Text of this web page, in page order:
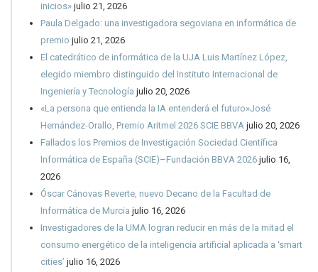
inicios» julio 21, 2026
Paula Delgado: una investigadora segoviana en informática de
premio julio 21, 2026
El catedrático de informática de la UJA Luis Martínez López,
elegido miembro distinguido del Instituto Internacional de
Ingeniería y Tecnología julio 20, 2026
«La persona que entienda la IA entenderá el futuro»José
Hernández-Orallo, Premio Aritmel 2026 SCIE BBVA julio 20, 2026
Fallados los Premios de Investigación Sociedad Científica
Informática de España (SCIE)–Fundación BBVA 2026 julio 16,
2026
Óscar Cánovas Reverte, nuevo Decano de la Facultad de
Informática de Murcia julio 16, 2026
Investigadores de la UMA logran reducir en más de la mitad el
consumo energético de la inteligencia artificial aplicada a ‘smart
cities’ julio 16, 2026